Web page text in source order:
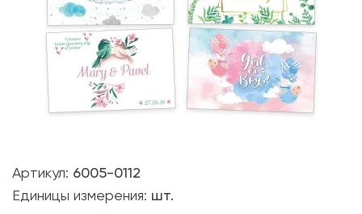
Артикул: 6005-0112
Единицы измерения: шт.